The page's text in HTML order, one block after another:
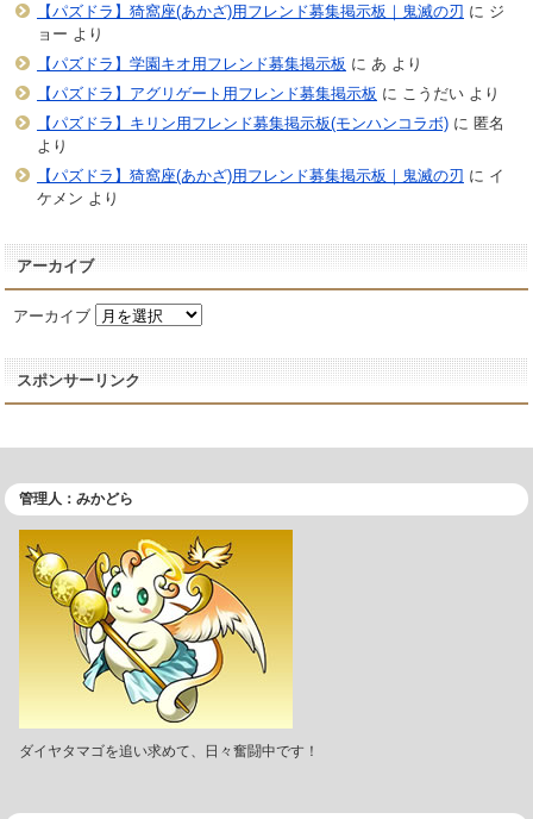
【パズドラ】猗窩座(あかざ)用フレンド募集掲示板｜鬼滅の刃 に ジ
ョー より
【パズドラ】学園キオ用フレンド募集掲示板 に あ より
【パズドラ】アグリゲート用フレンド募集掲示板 に こうだいより
【パズドラ】キリン用フレンド募集掲示板(モンハンコラボ)に 匿名
より
【パズドラ】猗窩座(あかざ)用フレンド募集掲示板｜鬼滅の刃 に イ
ケメン より
アーカイブ
アーカイブ
スポンサーリンク
管理人：みかどら
ダイヤタマゴを追い求めて、日々奮闘中です！